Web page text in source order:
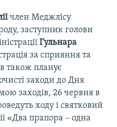
член Меджлісу
заступник голови
Гульнара
за сприяння та
також планує
заходи до Дня
заходів, 26 червня в
ходу і святковий
«Два прапора – одна